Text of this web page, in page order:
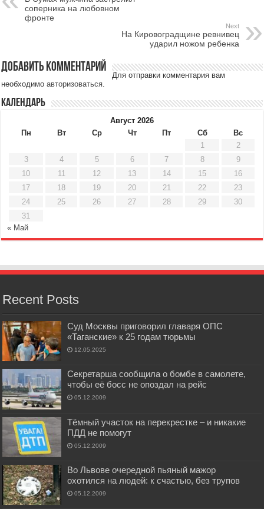
соперника на любовном
фронте
Next
На Кировоградщине ревнивец
ударил ножом ребенка
Добавить комментарий
Для отправки комментария вам
необходимоавторизоваться.
Календарь
Август 2026
Пн
Вт Ср Чт Пт Сб
Вс
1
2
3
4 5 6 7 8
9
10
11 12 13 14 15
16
17
18 19 20 21 22
23
24
25 26 27 28 29
30
31
« Май
Recent Posts
Суд Москвы приговорил главаря ОПС
«Таганские» к 25 годам тюрьмы
12.05.2025
Секретарша сообщила о бомбе в самолете,
чтобы её босс не опоздал на рейс
05.12.2009
Тёмный участок на перекрестке – и никакие
ПДД не помогут
05.12.2009
Во Львове очередной пьяный мажор
охотился на людей: к счастью, без трупов
05.12.2009